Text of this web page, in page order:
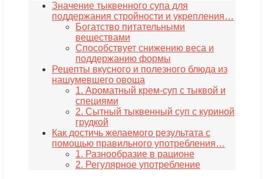
Значение тыквенного супа для
поддержания стройности и укрепления…
Богатство питательными
веществами
Способствует снижению веса и
поддержанию формы
Рецепты вкусного и полезного блюда из
нашумевшего овоща
1. Ароматный крем-суп с тыквой и
специями
2. Сытный тыквенный суп с куриной
грудкой
Как достичь желаемого результата с
помощью правильного употребления…
1. Разнообразие в рационе
2. Регулярное употребление